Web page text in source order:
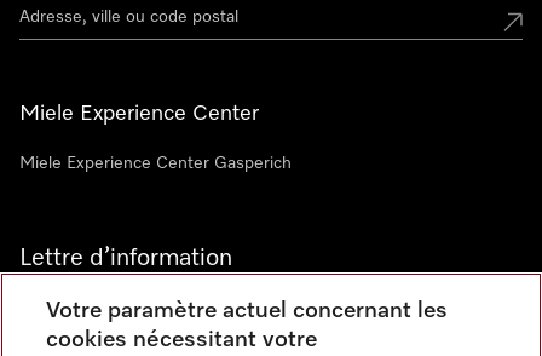
Miele Experience Center
Miele Experience Center Gasperich
Lettre d’information
Votre paramètre actuel concernant les
cookies nécessitant votre